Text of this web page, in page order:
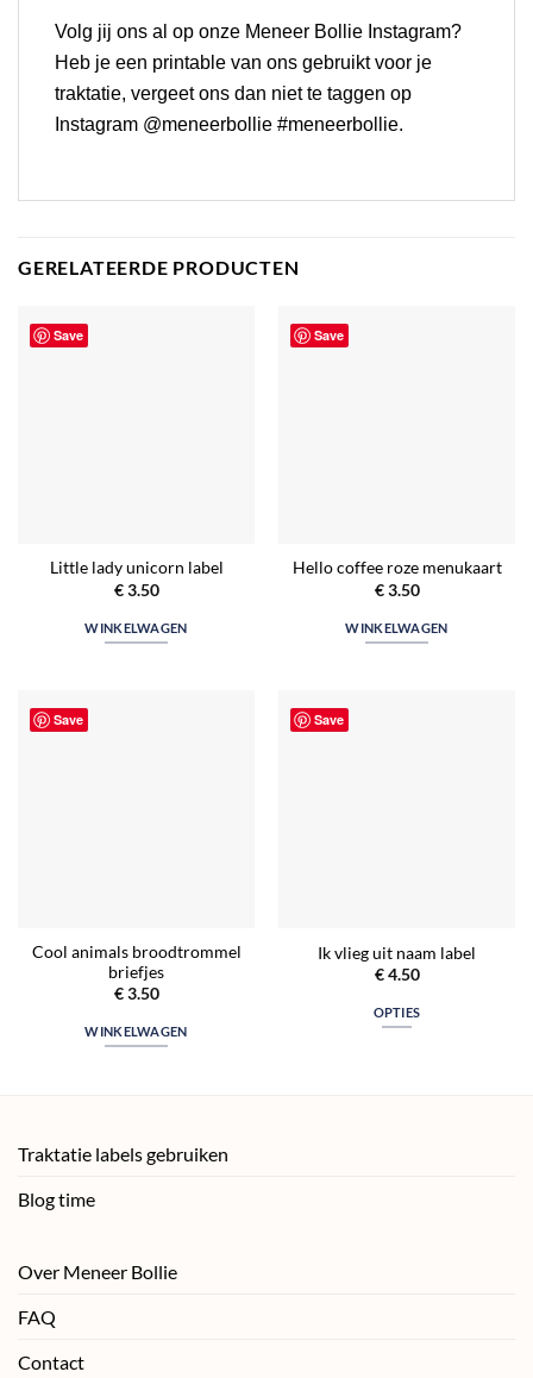
Volg jij ons al op onze Meneer Bollie Instagram?
Heb je een printable van ons gebruikt voor je
traktatie, vergeet ons dan niet te taggen op
Instagram @meneerbollie #meneerbollie.
GERELATEERDE PRODUCTEN
Save
Little lady unicorn label
€3.50
WINKELWAGEN
Save
Hello coffee roze menukaart
€3.50
WINKELWAGEN
Save
Cool animals broodtrommel
briefjes
€3.50
WINKELWAGEN
Save
Ik vlieg uit naam label
€4.50
OPTIES
Traktatie labels gebruiken
Blog time
Over Meneer Bollie
FAQ
Contact